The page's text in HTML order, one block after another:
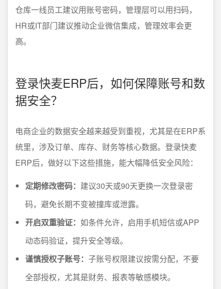
仓库一线员工建议用账号密码，管理层可以用扫码，
HR或IT部门建议推动企业微信集成，管理效率会更
高。
登录快麦ERP后，如何保障账号和数
据安全？
电商企业的数据安全越来越受到重视，尤其是在ERP系
统里，涉及订单、库存、财务等核心数据。登录快麦
ERP后，做好以下这些措施，能大幅降低安全风险：
定期修改密码： 建议30天或90天更换一次登录密
码，避免长期不变被撞库或泄露。
开启双重验证： 如条件允许，启用手机短信或APP
动态码验证，提升安全等级。
谨慎授权子账号： 子账号权限建议按需分配，不要
全部授权，尤其是财务、报表等敏感模块。